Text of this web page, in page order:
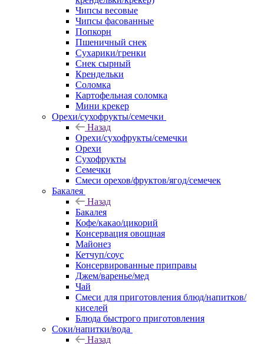
Чипсы весовые
Чипсы фасованные
Попкорн
Пшеничный снек
Сухарики/гренки
Снек сырный
Крендельки
Соломка
Картофельная соломка
Мини крекер
Орехи/сухофрукты/семечки
Назад
Орехи/сухофрукты/семечки
Орехи
Сухофрукты
Семечки
Смеси орехов/фруктов/ягод/семечек
Бакалея
Назад
Бакалея
Кофе/какао/цикорий
Консервация овощная
Майонез
Кетчуп/соус
Консервированные приправы
Джем/варенье/мед
Чай
Смеси для приготовления блюд/напитков/
киселей
Блюда быстрого приготовления
Соки/напитки/вода
Назад